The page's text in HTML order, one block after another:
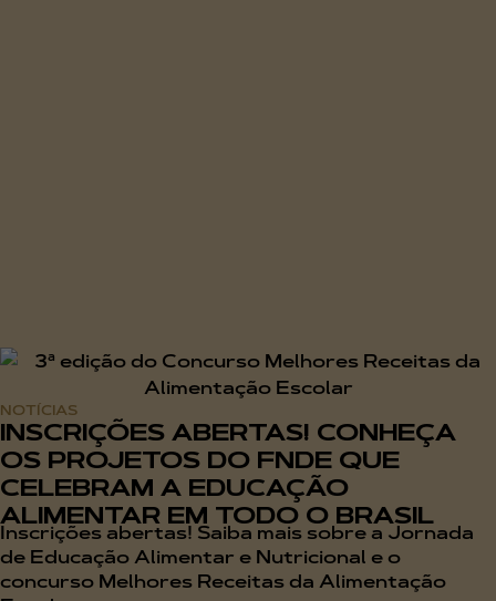
NOTÍCIAS
INSCRIÇÕES ABERTAS! CONHEÇA
OS PROJETOS DO FNDE QUE
CELEBRAM A EDUCAÇÃO
ALIMENTAR EM TODO O BRASIL
Inscrições abertas! Saiba mais sobre a Jornada
de Educação Alimentar e Nutricional e o
concurso Melhores Receitas da Alimentação